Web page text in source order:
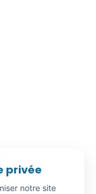
privée
notre site